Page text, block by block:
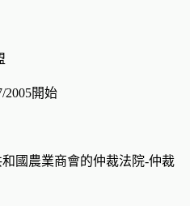
2005開始
國農業商會的仲裁法院-仲裁